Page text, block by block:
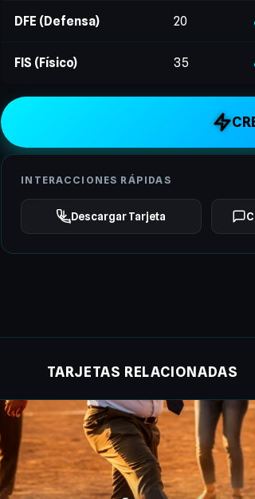
DFE (Defensa) 20
FIS (Físico) 35
INTERACCIONES RÁPIDAS
Descargar Tarjeta
TARJETAS RELACIONADAS